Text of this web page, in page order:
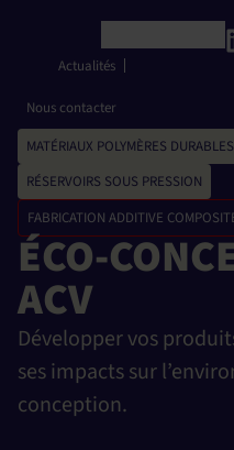
Actualités
Nous contacter
MATÉRIAUX POLYMÈRES DURABLES
RÉSERVOIRS SOUS PRESSION
FABRICATION ADDITIVE
ÉCO-
ACV
Développer vos
ses impacts sur
conception.